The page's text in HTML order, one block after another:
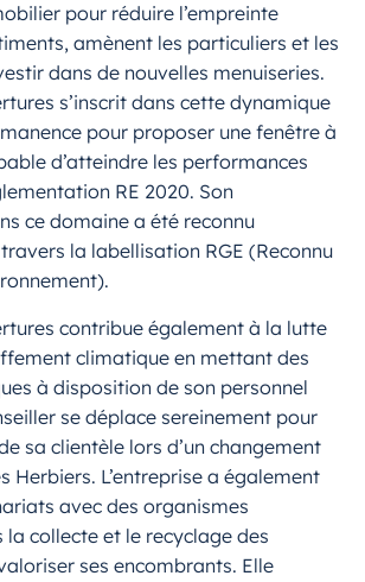
pour réduire l’empreinte
amènent les particuliers et les
dans de nouvelles menuiseries.
s’inscrit dans cette dynamique
pour proposer une fenêtre à
d’atteindre les performances
RE 2020. Son
ce domaine a été reconnu
la labellisation RGE (Reconnu
contribue également à la lutte
climatique en mettant des
à disposition de son personnel
se déplace sereinement pour
sa clientèle lors d’un changement
Herbiers. L’entreprise a également
avec des organismes
la collecte et le recyclage des
ses encombrants. Elle